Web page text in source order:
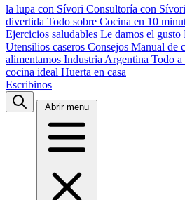
la lupa con Sívori Consultoría con Sívori
divertida Todo sobre Cocina en 10
Ejercicios saludables Le damos el gusto
Utensilios caseros Consejos Manual de
alimentamos Industria Argentina Todo a
cocina ideal Huerta en casa
Escribinos
Abrir menu